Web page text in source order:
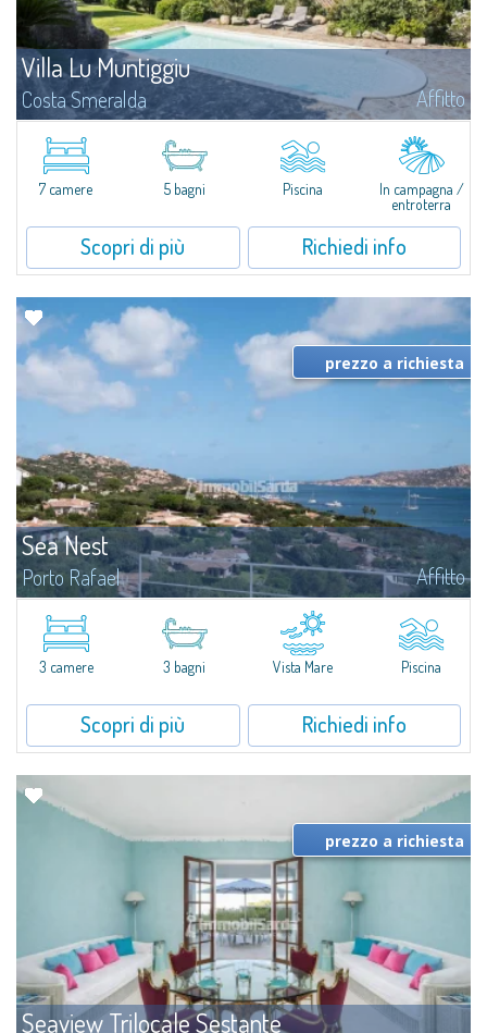
Villa Lu Muntiggiu
Costa Smeralda Affitto
Splendida villa immersa nel verde sulla collina di Mirialveda, a metà strada
fra Capriccioli e San Pantaleo.Villa Lu Muntiggiu è un grande stazzo
completamente rimodernato, in cui gli spazi sono stati ripensati da zero...
7 camere 5 bagni Piscina
In campagna /
entroterra
Scopri di più Richiedi info
Sea Nest
Porto Rafael Affitto
​Nuova acquisizione: splendida villa con 3 camere da letto e 3 bagni,
arricchita da una piscina privata. Spazi luminosi e ben distribuiti, ideali per
vivere il fascino e la tranquillità di Porto Rafael in un...
prezzo a richiesta
3 camere 3 bagni Vista Mare Piscina
Scopri di più Richiedi info
Seaview Trilocale Sestante
prezzo a richiesta